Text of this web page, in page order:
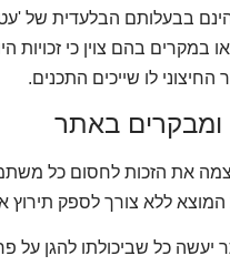
במקרים בהם צוין כי זכויות
החיצוני לו שייכים התכנים.
באתר
ללא צורך לספק תירוץ
יעשה כל שביכולתו להגן